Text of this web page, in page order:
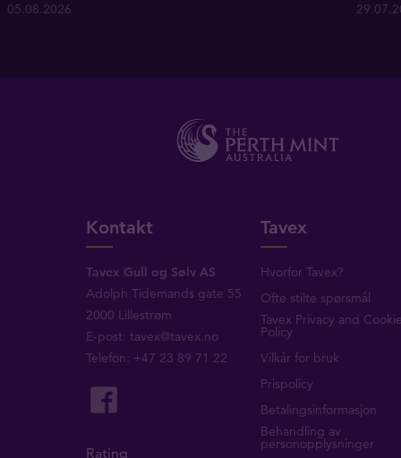
05.08.2026
Kontakt
Tavex Gull og Sølv AS
Adolph Tidemands gate 55
2000 Lillestrøm
E-post:tavex@tavex.no
Telefon: +47 23 89 71 22
Rating
Tavex
Hvorfor Tavex?
Ofte stilte spørsmål
Tavex Privacy and
Policy
Vilkår for bruk
Prispolicy
Betalingsinformasjon
Behandling av
personopplysninger